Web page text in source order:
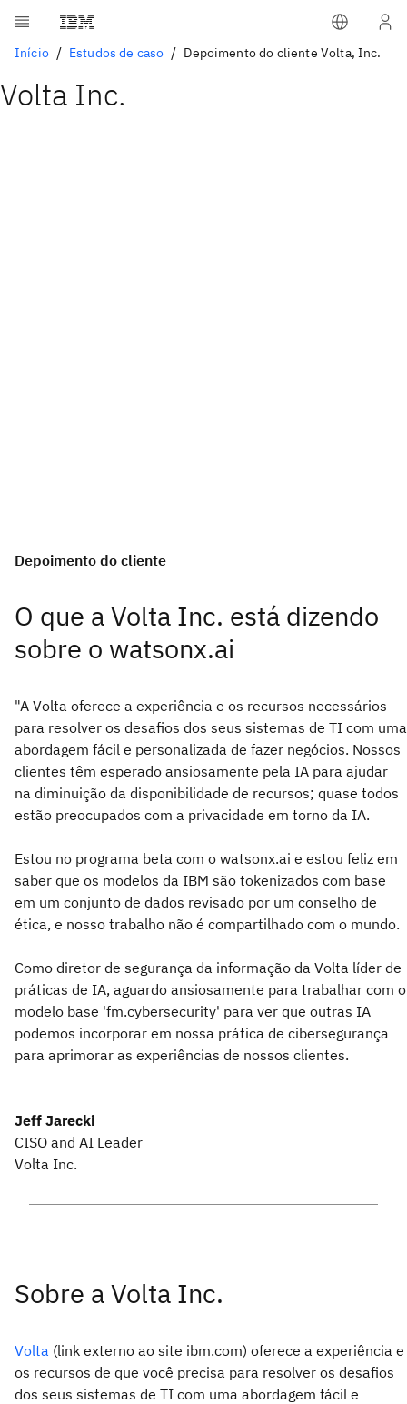
Início Estudos de caso Depoimento do cliente Volta, Inc.
Volta Inc.
Depoimento do cliente
O que a Volta Inc. está dizendo
sobre o watsonx.ai
"A Volta oferece a experiência e os recursos necessários
para resolver os desafios dos seus sistemas de TI com uma
abordagem fácil e personalizada de fazer negócios. Nossos
clientes têm esperado ansiosamente pela IA para ajudar
na diminuição da disponibilidade de recursos; quase todos
estão preocupados com a privacidade em torno da IA.
Estou no programa beta com o watsonx.ai e estou feliz em
saber que os modelos da IBM são tokenizados com base
em um conjunto de dados revisado por um conselho de
ética, e nosso trabalho não é compartilhado com o mundo.
Como diretor de segurança da informação da Volta líder de
práticas de IA, aguardo ansiosamente para trabalhar com o
modelo base 'fm.cybersecurity' para ver que outras IA
podemos incorporar em nossa prática de cibersegurança
para aprimorar as experiências de nossos clientes.
Jeff Jarecki
CISO and AI Leader
Volta Inc.
Sobre a Volta Inc.
Volta (link externo ao site ibm.com) oferece a experiência e
os recursos de que você precisa para resolver os desafios
dos seus sistemas de TI com uma abordagem fácil e